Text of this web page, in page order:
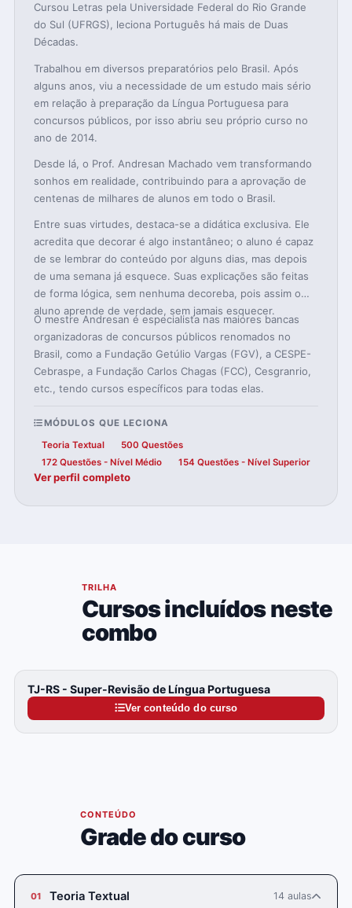
Cursou Letras pela Universidade Federal do Rio Grande
do Sul (UFRGS), leciona Português há mais de Duas
Décadas.
Trabalhou em diversos preparatórios pelo Brasil. Após
alguns anos, viu a necessidade de um estudo mais sério
em relação à preparação da Língua Portuguesa para
concursos públicos, por isso abriu seu próprio curso no
ano de 2014.
Desde lá, o Prof. Andresan Machado vem transformando
sonhos em realidade, contribuindo para a aprovação de
centenas de milhares de alunos em todo o Brasil.
Entre suas virtudes, destaca-se a didática exclusiva. Ele
acredita que decorar é algo instantâneo; o aluno é capaz
de se lembrar do conteúdo por alguns dias, mas depois
de uma semana já esquece. Suas explicações são feitas
de forma lógica, sem nenhuma decoreba, pois assim o
aluno aprende de verdade, sem jamais esquecer.
O mestre Andresan é especialista nas maiores bancas
organizadoras de concursos públicos renomados no
Brasil, como a Fundação Getúlio Vargas (FGV), a CESPE-
Cebraspe, a Fundação Carlos Chagas (FCC), Cesgranrio,
etc., tendo cursos específicos para todas elas.
MÓDULOS QUE LECIONA
Teoria Textual
500 Questões
172 Questões - Nível Médio
154 Questões - Nível Superior
Ver perfil completo
TRILHA
Cursos incluídos neste
combo
TJ-RS - Super-Revisão de Língua Portuguesa
Ver conteúdo do curso
CONTEÚDO
Grade do curso
01 Teoria Textual 14 aulas